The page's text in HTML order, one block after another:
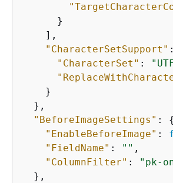
      }
    ],
"CharacterSetSupport"
"CharacterSet" :
    }
  },
"BeforeImageSettings" : {
"EnableBeforeImage" :
"FieldName" : "" ,
"ColumnFilter" :
"pk-
  },